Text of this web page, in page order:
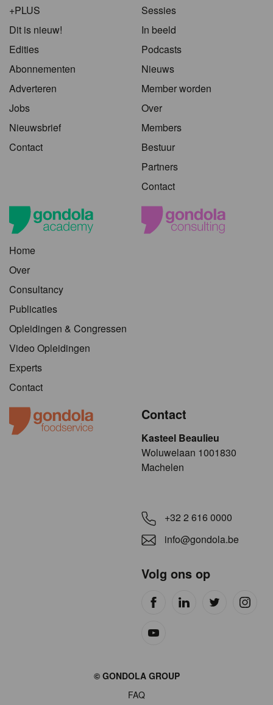
+PLUS
Dit is nieuw!
Edities
Abonnementen
Adverteren
Jobs
Nieuwsbrief
Contact
Sessies
In beeld
Podcasts
Nieuws
Member worden
Over
Members
Bestuur
Partners
Contact
Home
Over
Consultancy
Publicaties
Opleidingen & Congressen
Video Opleidingen
Experts
Contact
Contact
Kasteel Beaulieu
​​​Woluwelaan 1001830
Machelen
+32 2 616 0000
info@gondola.be
Volg ons op
© GONDOLA GROUP
FAQ